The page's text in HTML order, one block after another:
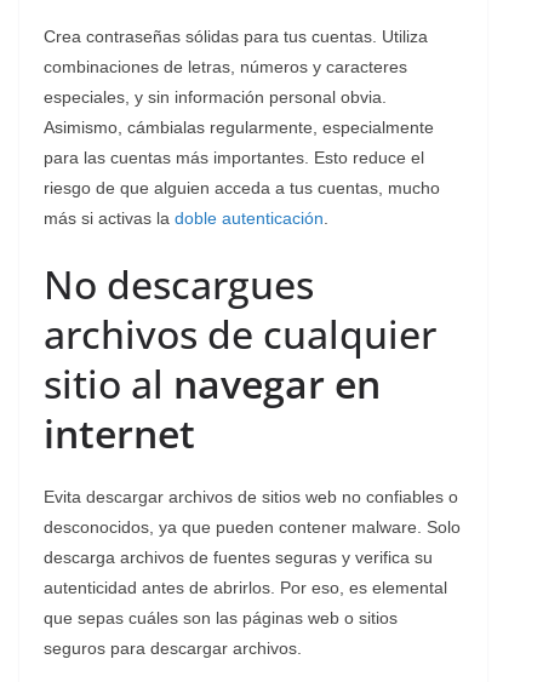
Crea contraseñas sólidas para tus cuentas. Utiliza
combinaciones de letras, números y caracteres
especiales, y sin información personal obvia.
Asimismo, cámbialas regularmente, especialmente
para las cuentas más importantes. Esto reduce el
riesgo de que alguien acceda a tus cuentas, mucho
más si activas la doble autenticación
No descargues
archivos de cualquier
sitio al navegar en
internet
Evita descargar archivos de sitios web no confiables o
desconocidos, ya que pueden contener malware. Solo
descarga archivos de fuentes seguras y verifica su
autenticidad antes de abrirlos. Por eso, es elemental
que sepas cuáles son las páginas web o sitios
seguros para descargar archivos.